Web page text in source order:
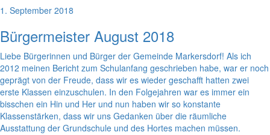
1. September 2018
Bürgermeister August 2018
Liebe Bürgerinnen und Bürger der Gemeinde Markersdorf! Als ich
2012 meinen Bericht zum Schulanfang geschrieben habe, war er noch
geprägt von der Freude, dass wir es wieder geschafft hatten zwei
erste Klassen einzuschulen. In den Folgejahren war es immer ein
bisschen ein Hin und Her und nun haben wir so konstante
Klassenstärken, dass wir uns Gedanken über die räumliche
Ausstattung der Grundschule und des Hortes machen müssen.